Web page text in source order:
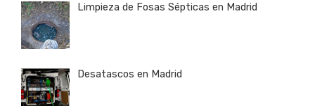
Limpieza de Fosas Sépticas en Madrid
Desatascos en Madrid